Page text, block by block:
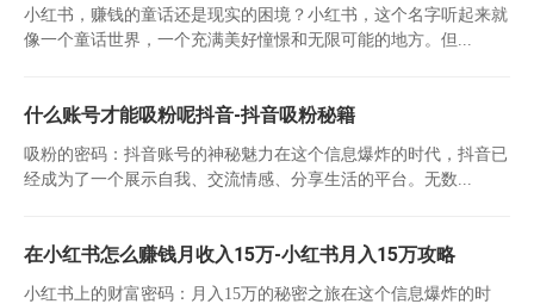
小红书，赚钱的童话还是现实的困境？小红书，这个名字听起来就
像一个童话世界，一个充满美好憧憬和无限可能的地方。但...
什么账号才能吸粉呢抖音-抖音吸粉秘籍
吸粉的密码：抖音账号的神秘魅力在这个信息爆炸的时代，抖音已
经成为了一个展示自我、交流情感、分享生活的平台。无数...
在小红书怎么赚钱月收入15万-小红书月入15万攻略
小红书上的财富密码：月入15万的秘密之旅在这个信息爆炸的时